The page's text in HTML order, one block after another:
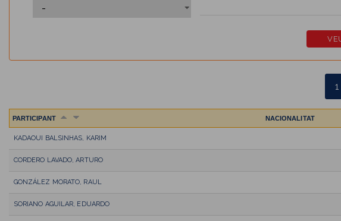
1
PARTICIPANT NACIONALITAT
KADAOUI BALSINHAS, KARIM
CORDERO LAVADO, ARTURO
GONZÁLEZ MORATO, RAUL
SORIANO AGUILAR, EDUARDO